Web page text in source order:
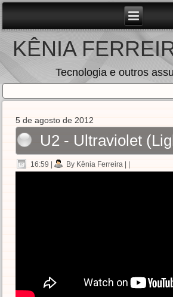
KÊNIA
Tecnologia e outros
5 de agosto de 2012
U2 - Ultraviolet
16:59 | By Kênia Ferreira